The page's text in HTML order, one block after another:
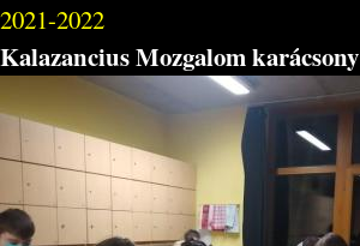
2021-2022
Kalazancius Mozgalom karácsony